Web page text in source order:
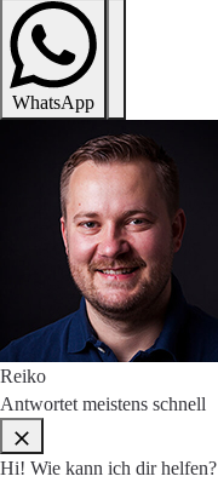
WhatsApp
Reiko
Antwortet meistens schnell
Hi! Wie kann ich dir helfen?